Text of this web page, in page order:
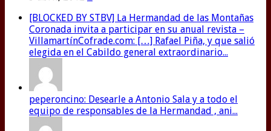
[BLOCKED BY STBV] La Hermandad de las Montañas
Coronada invita a participar en su anual revista –
VillamartínCofrade.com: […] Rafael Piña, y que salió
elegida en el Cabildo general extraordinario...
peperoncino: Desearle a Antonio Sala y a todo el
equipo de responsables de la Hermandad , ani...